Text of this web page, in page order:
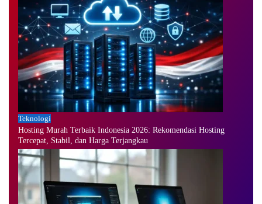
Teknologi
Hosting Murah Terbaik Indonesia 2026: Rekomendasi Hosting
Tercepat, Stabil, dan Harga Terjangkau